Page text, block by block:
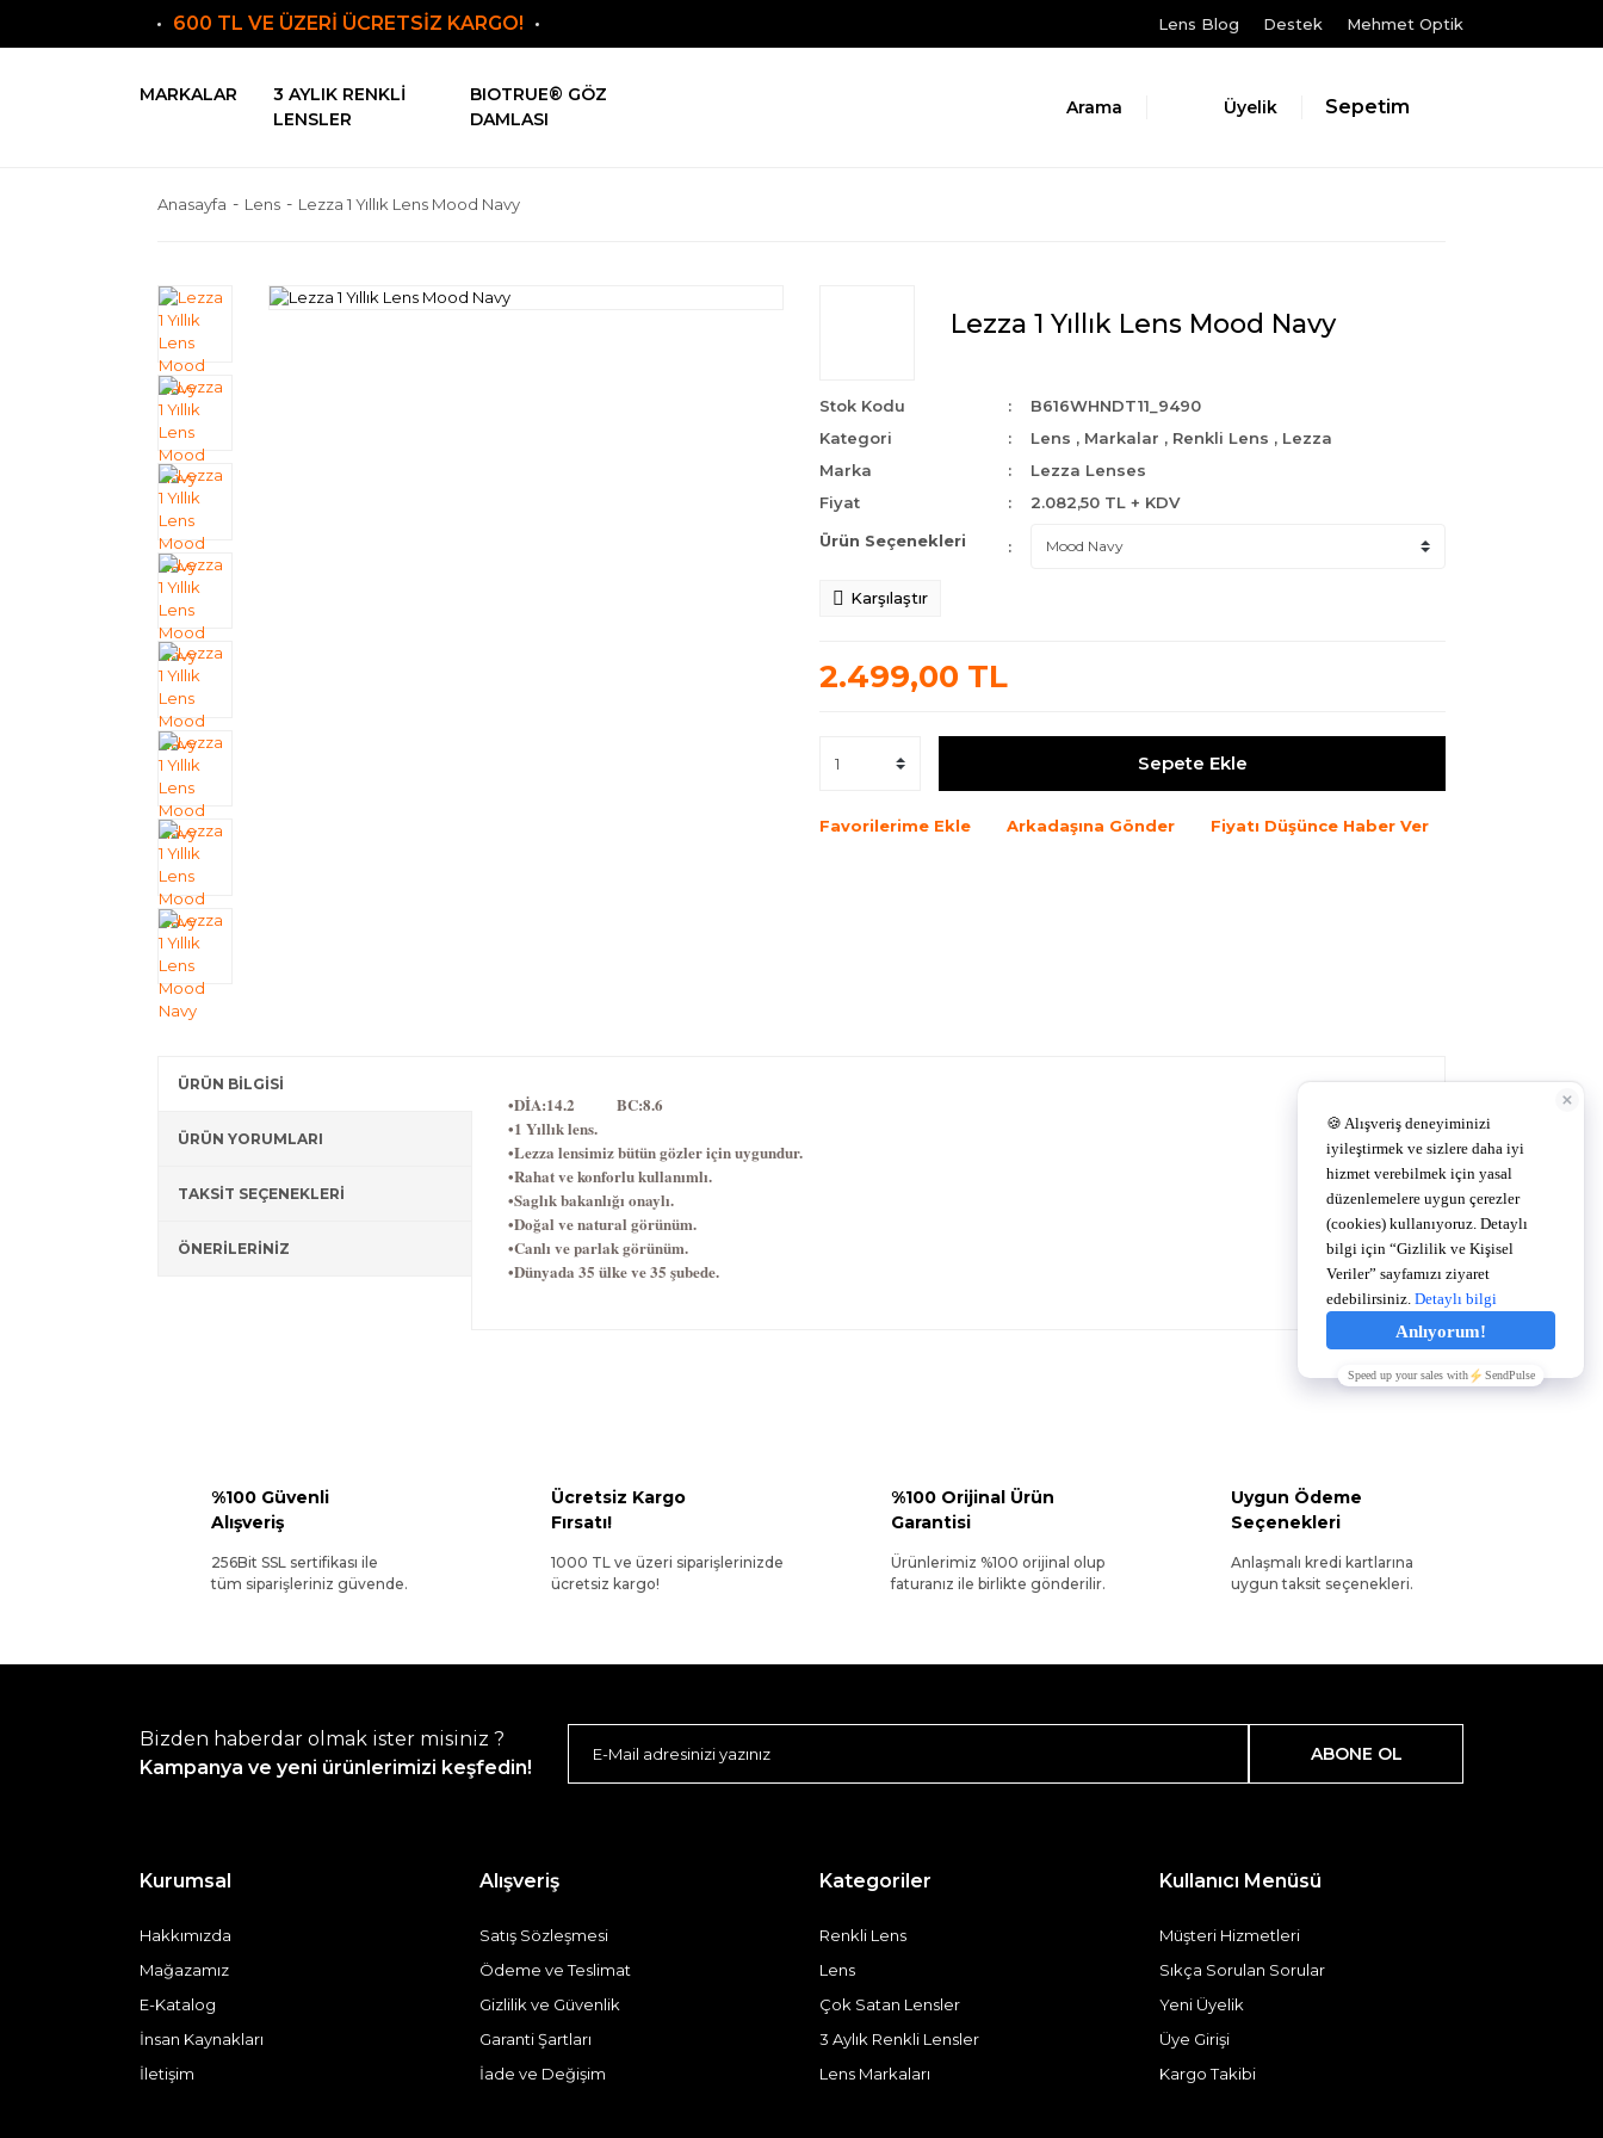
600 TL VE ÜZERİ ÜCRETSİZ KARGO! Lens Blog Destek Mehmet Optik
MARKALAR
3 AYLIK RENKLI
LENSLER
BIOTRUE® GÖZ
DAMLASI
Arama Üyelik Sepetim
Anasayfa Lens Lezza 1 Yıllık Lens Mood Navy
Lezza 1 Yıllık Lens Mood Navy
Stok Kodu
B616WHNDT11_9490
Kategori
Lens , Markalar , Renkli Lens , Lezza
Marka
Lezza Lenses
Fiyat
2.082,50 TL + KDV
Ürün Seçenekleri
Karşılaştır
2.499,00 TL
Sepete Ekle
Favorilerime Ekle Arkadaşına Gönder Fiyatı Düşünce Haber Ver
ÜRÜN BİLGİSİ
ÜRÜN YORUMLARI
TAKSİT SEÇENEKLERİ
ÖNERİLERİNİZ
•DİA:14.2 BC:8.6
•1 Yıllık lens.
•Lezza lensimiz bütün gözler için uygundur.
•Rahat ve konforlu kullanımlı.
•Saglık bakanlığı onaylı.
•Doğal ve natural görünüm.
•Canlı ve parlak görünüm.
•Dünyada 35 ülke ve 35 şubede.
%100 Güvenli
Alışveriş
256Bit SSL sertifikası ile
tüm siparişleriniz güvende.
Ücretsiz Kargo
Fırsatı!
1000 TL ve üzeri siparişlerinizde
ücretsiz kargo!
%100 Orijinal Ürün
Garantisi
Ürünlerimiz %100 orijinal olup
faturanız ile birlikte gönderilir.
Uygun Ödeme
Seçenekleri
Anlaşmalı kredi kartlarına
uygun taksit seçenekleri.
Bizden haberdar olmak ister misiniz ?
Kampanya ve yeni ürünlerimizi keşfedin!
ABONE OL
Kurumsal
Hakkımızda
Mağazamız
E-Katalog
İnsan Kaynakları
İletişim
Alışveriş
Satış Sözleşmesi
Ödeme ve Teslimat
Gizlilik ve Güvenlik
Garanti Şartları
İade ve Değişim
Kategoriler
Renkli Lens
Lens
Çok Satan Lensler
3 Aylık Renkli Lensler
Lens Markaları
Kullanıcı Menüsü
Müşteri Hizmetleri
Sıkça Sorulan Sorular
Yeni Üyelik
Üye Girişi
Kargo Takibi